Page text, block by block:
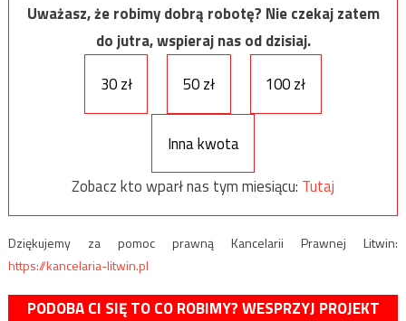
Uważasz, że robimy dobrą robotę? Nie czekaj zatem
do jutra, wspieraj nas od dzisiaj.
30 zł
50 zł 100 zł
Inna kwota
Zobacz kto wparł nas tym miesiącu: Tutaj
Dziękujemy za pomoc prawną Kancelarii Prawnej Litwin:
https://kancelaria-litwin.pl
PODOBA CI SIĘ TO CO ROBIMY? WESPRZYJ PROJEKT